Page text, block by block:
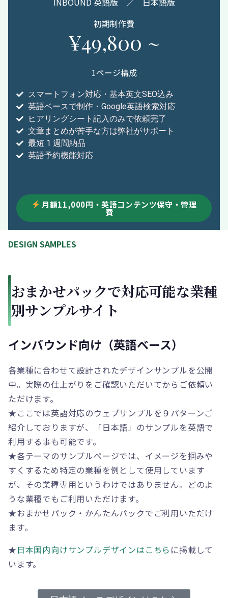
初期制作費
¥49,800 ~
1ページ構成
スマートフォン対応・基本英文SEO込み
英語ベースで制作・Google英語検索対応
ヒアリングシート記入のみで依頼完了
文章まとめが苦手な方は弊社がサポート
最短 1 週間納品
英語予約機能対応
月額11,000円・英語コンテンツ保守・管理
費
DESIGN SAMPLES
おまかせパックで対応可能な業種
別サンプルサイト
インバウンド向け（英語ベース）
各業種に合わせて設計されたデザインサンプルを公開
中。実際の仕上がりをご確認いただいてからご依頼い
ただけます。
★ここでは英語対応のウェブサンプルを９パターンご
紹介しておりますが、「日本語」のサンプルを英語で
利用する事も可能です。
★各テーマのサンプルページでは、イメージを掴みや
すくするため特定の業種を例として使用しています
が、その業種専用というわけではありません。どのよ
うな業種でもご利用いただけます。
★おまかせパック・かんたんパックでご利用いただけ
ます。
★日本国内向けサンプルデザインはこちら に掲載して
います。